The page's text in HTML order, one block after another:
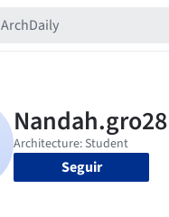
Seguir